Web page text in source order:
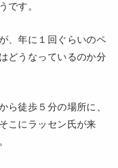
です。
、年に１回ぐらいのペ
どうなっているのか分
ら徒歩５分の場所に、
こにラッセン氏が来